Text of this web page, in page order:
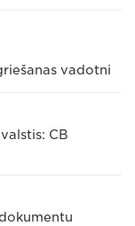
vadotni
CB